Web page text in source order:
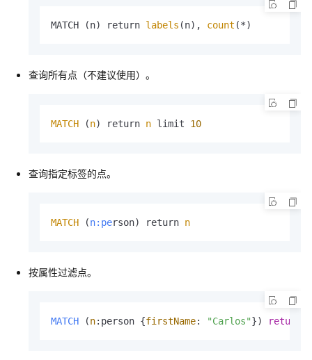
MATCH (n) return labels (n), count (*)
查询所有点（不建议使用）。
MATCH (n) return n limit 10
查询指定标签的点。
MATCH (n:person) return n
按属性过滤点。
MATCH (n:person {firstName: "Carlos"}) return